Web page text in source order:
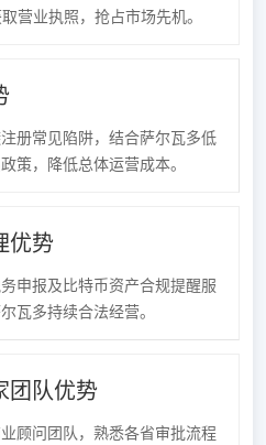
营业执照，抢占市场先机。
册常见陷阱，结合萨尔瓦多低
策，降低总体运营成本。
优势
申报及比特币资产合规提醒服
瓦多持续合法经营。
团队优势
顾问团队，熟悉各省审批流程